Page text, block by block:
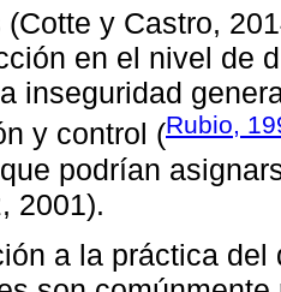
(Cotte y Castro,
en el nivel de
inseguridad
y control (Rubio,
podrían
2001).
a la práctica